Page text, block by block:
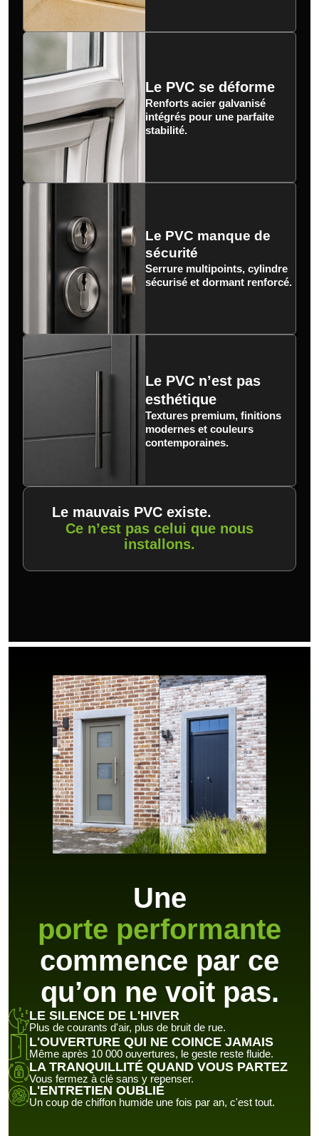
Le PVC se déforme
Renforts acier galvanisé
intégrés pour une parfaite
stabilité.
Le PVC manque de
sécurité
Serrure multipoints, cylindre
sécurisé et dormant renforcé.
Le PVC n’est pas
esthétique
Textures premium, finitions
modernes et couleurs
contemporaines.
Le mauvais PVC existe.
Ce n’est pas celui que nous
installons.
Une
porte performante
commence par ce
qu’on ne voit pas.
LE SILENCE DE L'HIVER
Plus de courants d'air, plus de bruit de rue.
L'OUVERTURE QUI NE COINCE JAMAIS
Même après 10 000 ouvertures, le geste reste fluide.
LA TRANQUILLITÉ QUAND VOUS PARTEZ
Vous fermez à clé sans y repenser.
L'ENTRETIEN OUBLIÉ
Un coup de chiffon humide une fois par an, c'est tout.